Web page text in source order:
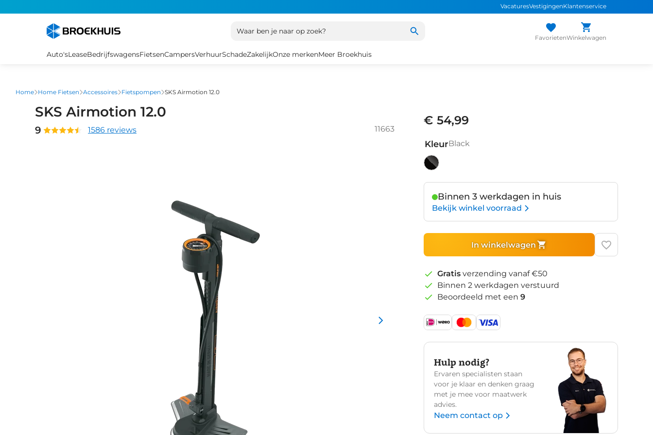
VacaturesVestigingenKlantenservice
Waar ben je naar op zoek?
FavorietenWinkelwagen
Auto'sLeaseBedrijfswagensFietsenCampersVerhuurSchadeZakelijkOnze merkenMeer Broekhuis
Home Home Fietsen Accessoires Fietspompen SKS Airmotion 12.0
SKS Airmotion 12.0
9 1586 reviews 11663
€ 54,99
KleurBlack
Binnen 3 werkdagen in huis
Bekijk winkel voorraad
In winkelwagen
Gratis verzending vanaf €50
Binnen 2 werkdagen verstuurd
Beoordeeld met een 9
Hulp nodig?
Ervaren specialisten staan
voor je klaar en denken graag
met je mee voor maatwerk
advies.
Neem contact op